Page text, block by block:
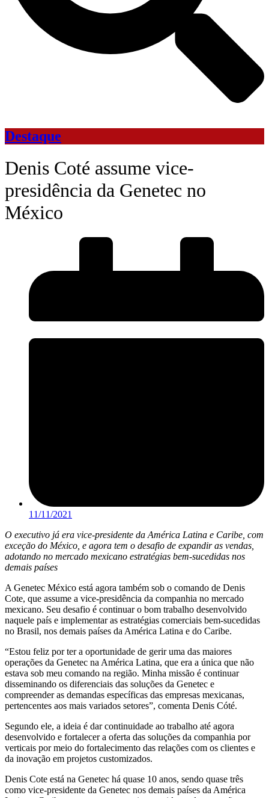
Destaque
Denis Coté assume vice-
presidência da Genetec no
México
11/11/2021
O executivo já era vice-presidente da América Latina e Caribe, com
exceção do México, e agora tem o desafio de expandir as vendas,
adotando no mercado mexicano estratégias bem-sucedidas nos
demais países
A Genetec México está agora também sob o comando de Denis
Cote, que assume a vice-presidência da companhia no mercado
mexicano. Seu desafio é continuar o bom trabalho desenvolvido
naquele país e implementar as estratégias comerciais bem-sucedidas
no Brasil, nos demais países da América Latina e do Caribe.
“Estou feliz por ter a oportunidade de gerir uma das maiores
operações da Genetec na América Latina, que era a única que não
estava sob meu comando na região. Minha missão é continuar
disseminando os diferenciais das soluções da Genetec e
compreender as demandas específicas das empresas mexicanas,
pertencentes aos mais variados setores”, comenta Denis Cóté.
Segundo ele, a ideia é dar continuidade ao trabalho até agora
desenvolvido e fortalecer a oferta das soluções da companhia por
verticais por meio do fortalecimento das relações com os clientes e
da inovação em projetos customizados.
Denis Cote está na Genetec há quase 10 anos, sendo quase três
como vice-presidente da Genetec nos demais países da América